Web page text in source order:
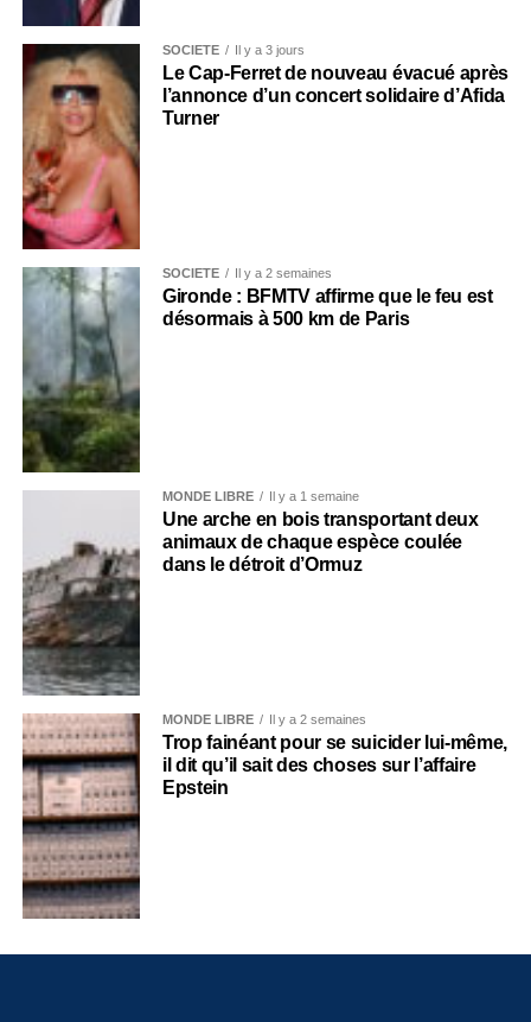
SOCIÉTÉ Il y a 3 jours
Le Cap-Ferret de nouveau évacué après
l’annonce d’un concert solidaire d’Afida
Turner
SOCIÉTÉ Il y a 2 semaines
Gironde : BFMTV affirme que le feu est
désormais à 500 km de Paris
MONDE LIBRE Il y a 1 semaine
Une arche en bois transportant deux
animaux de chaque espèce coulée
dans le détroit d’Ormuz
MONDE LIBRE Il y a 2 semaines
Trop fainéant pour se suicider lui-même,
il dit qu’il sait des choses sur l’affaire
Epstein